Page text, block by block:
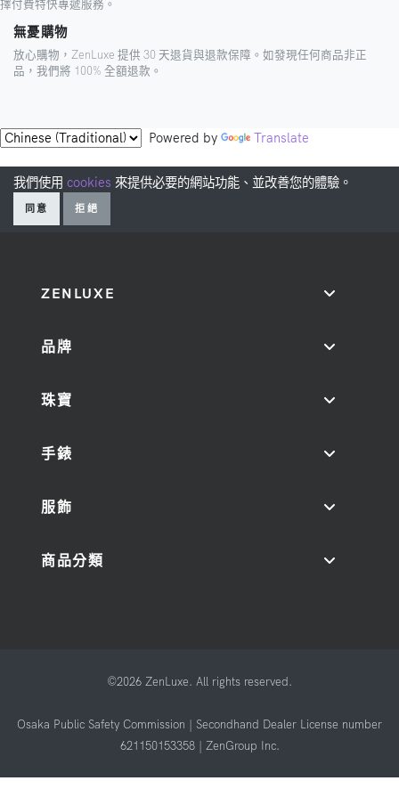
擇付費特快專遞服務。
無憂購物
放心購物，ZenLuxe 提供 30 天退貨與退款保障。如發現任何商品非正
品，我們將 100% 全額退款。
Powered by Translate
我們使用 cookies 來提供必要的網站功能、並改善您的體驗。
同意 拒絕
ZENLUXE
品牌
珠寶
手錶
服飾
商品分類
©2026 ZenLuxe. All rights reserved.
Osaka Public Safety Commission | Secondhand Dealer License number
621150153358 | ZenGroup Inc.